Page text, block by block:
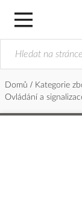
Domů Kategorie
Ovládání a